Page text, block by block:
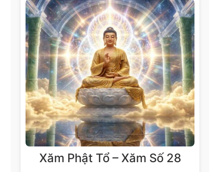
Xăm Phật Tổ – Xăm Số 28